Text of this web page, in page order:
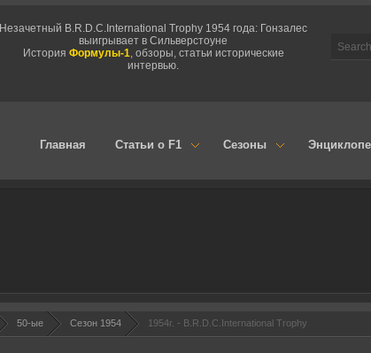
Незачетный B.R.D.C.International Trophy 1954 года: Гонзалес
выигрывает в Сильверстоуне
История Формулы-1, обзоры, статьи исторические
интервью.
Главная Статьи о F1 Сезоны
50-ые Сезон 1954 1954г. - B.R.D.C.International Trophy